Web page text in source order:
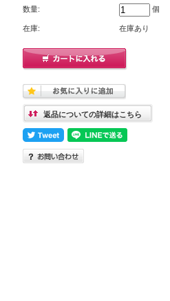
数量: 個
在庫: 在庫あり
返品についての詳細はこちら